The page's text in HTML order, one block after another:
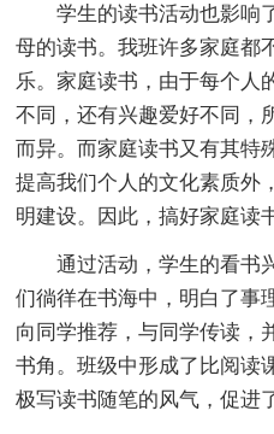
学生的读书活动也影响
母的读书。我班许多家庭都
乐。家庭读书，由于每个人
不同，还有兴趣爱好不同，
而异。而家庭读书又有其特
提高我们个人的文化素质外
明建设。因此，搞好家庭读
通过活动，学生的看书
们徜徉在书海中，明白了事
向同学推荐，与同学传读，
书角。班级中形成了比阅读
极写读书随笔的风气，促进